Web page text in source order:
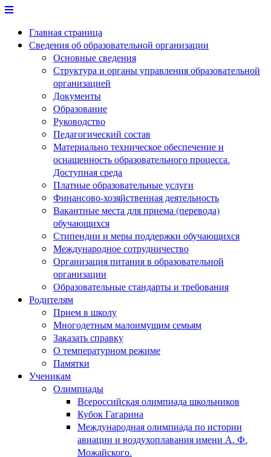
Перейти
содержимому
Главная страница
Сведения об образовательной организации
Основные сведения
Структура и органы управления образовательной
организацией
Документы
Образование
Руководство
Педагогический состав
Материально техническое обеспечение и
оснащенность образовательного процесса.
Доступная среда
Платные образовательные услуги
Финансово-хозяйственная деятельность
Вакантные места для приема (перевода)
обучающихся
Стипендии и меры поддержки обучающихся
Международное сотрудничество
Организация питания в образовательной
организации
Образовательные стандарты и требования
Родителям
Прием в школу
Многодетным малоимущим семьям
Заказать справку
О температурном режиме
Памятки
Ученикам
Олимпиады
Всероссийская олимпиада школьников
Кубок Гагарина
Международная олимпиада по истории
авиации и воздухоплавания имени А. Ф.
Можайского.